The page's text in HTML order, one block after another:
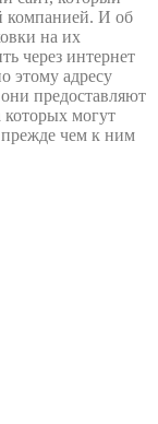
компанией. И об
на их
через интернет
этому адресу
предоставляют
могут
чем к ним